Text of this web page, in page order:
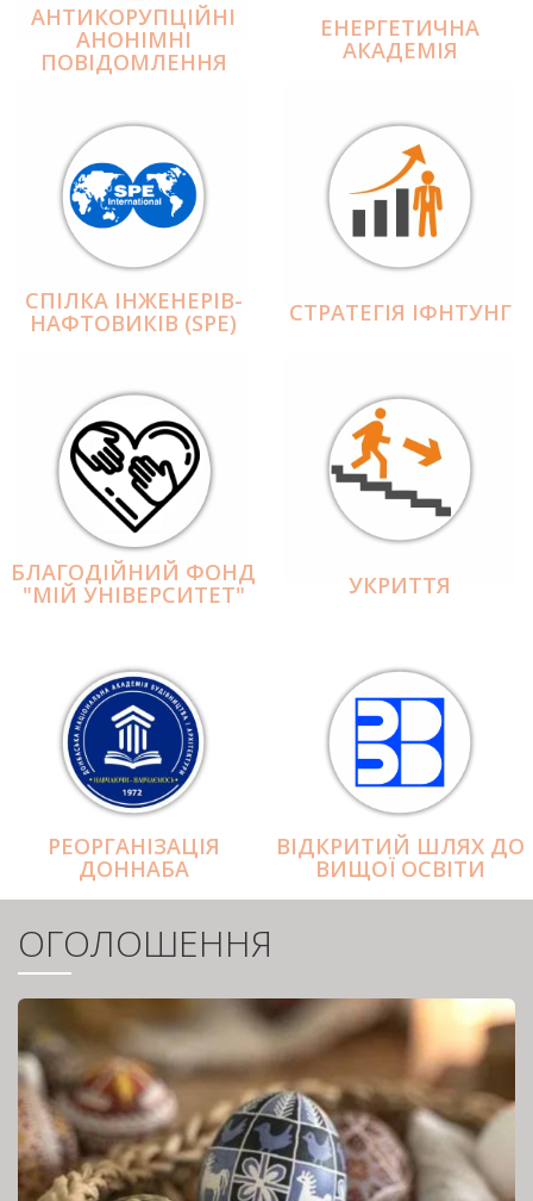
АНТИКОРУПЦІЙНІ
АНОНІМНІ
ПОВІДОМЛЕННЯ
ЕНЕРГЕТИЧНА
АКАДЕМІЯ
СПІЛКА ІНЖЕНЕРІВ-
НАФТОВИКІВ (SPE) СТРАТЕГІЯ ІФНТУНГ
БЛАГОДІЙНИЙ ФОНД
"МІЙ УНІВЕРСИТЕТ" УКРИТТЯ
РЕОРГАНІЗАЦІЯ
ДОННАБА
ВІДКРИТИЙ ШЛЯХ ДО
ВИЩОЇ ОСВІТИ
ОГОЛОШЕННЯ